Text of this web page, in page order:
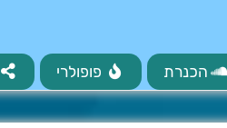
הכנרת פופולרי